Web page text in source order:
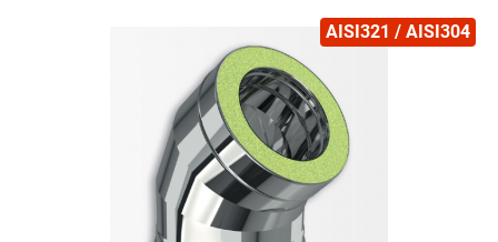
AISI321 / AISI304